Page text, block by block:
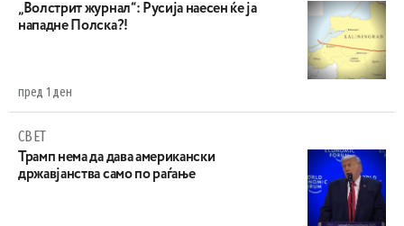
„Волстрит журнал“: Русија наесен ќе ја
нападне Полска?!
пред 1 ден
СВЕТ
Трамп нема да дава американски
државјанства само по раѓање